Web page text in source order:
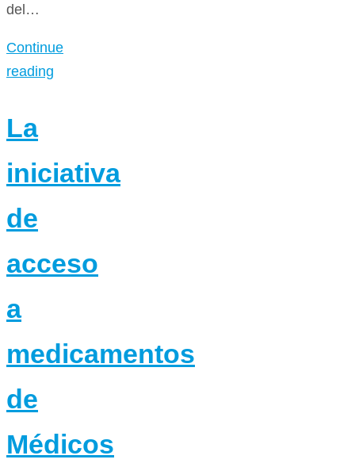
del…
Continue
reading
La
iniciativa
de
acceso
a
medicamentos
de
Médicos